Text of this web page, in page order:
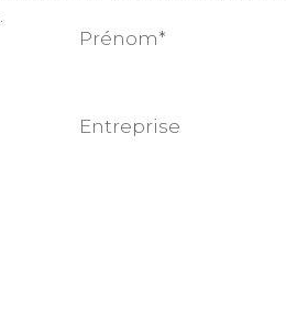
Prénom*
Entreprise